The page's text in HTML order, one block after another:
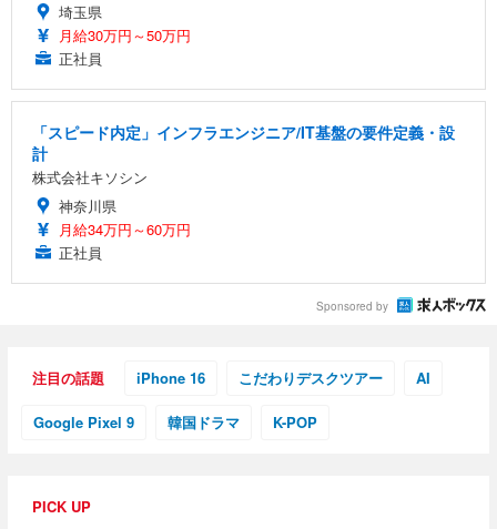
埼玉県
月給30万円～50万円
正社員
「スピード内定」インフラエンジニア/IT基盤の要件定義・設
計
株式会社キソシン
神奈川県
月給34万円～60万円
正社員
Sponsored by
注目の話題 iPhone 16 こだわりデスクツアー AI
Google Pixel 9 韓国ドラマ K-POP
PICK UP